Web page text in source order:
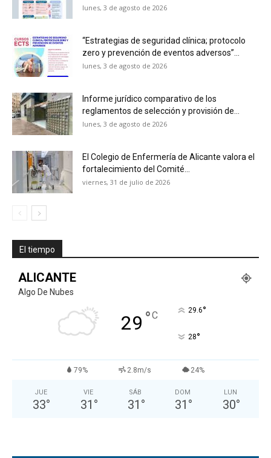
lunes, 3 de agosto de 2026
“Estrategias de seguridad clínica; protocolo
zero y prevención de eventos adversos”...
lunes, 3 de agosto de 2026
Informe jurídico comparativo de los
reglamentos de selección y provisión de...
lunes, 3 de agosto de 2026
El Colegio de Enfermería de Alicante valora el
fortalecimiento del Comité...
viernes, 31 de julio de 2026
El tiempo
ALICANTE
Algo De Nubes
29 °C 29.6°
28°
79% 2.8m/s 24%
JUE
33°
VIE
31 °
SÁB
31 °
DOM
31 °
LUN
30°